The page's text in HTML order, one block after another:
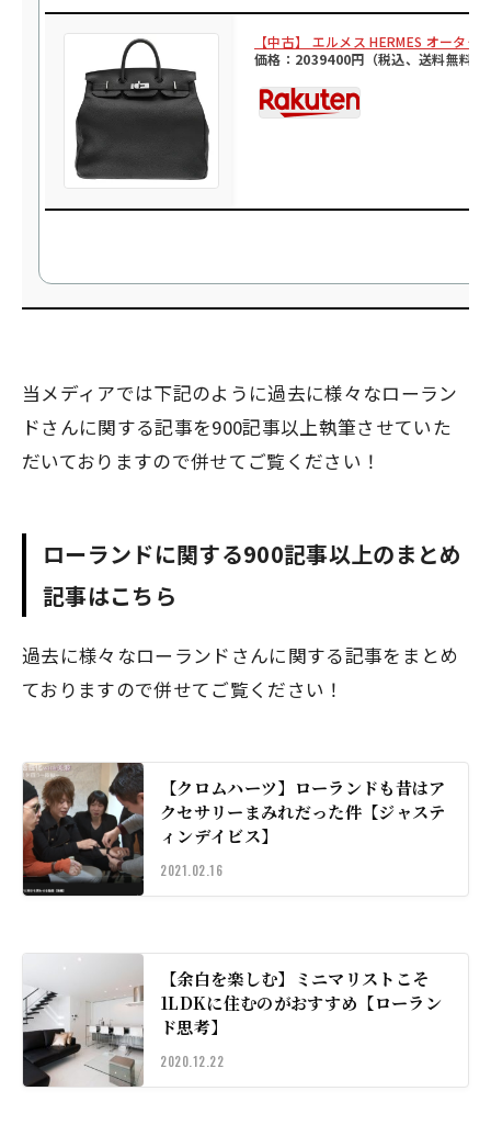
【中古】 エルメス HERMES オータ
価格：2039400円（税込、送料無料)
当メディアでは下記のように過去に様々なローラン
ドさんに関する記事を900記事以上執筆させていた
だいておりますので併せてご覧ください！
ローランドに関する900記事以上のまとめ
記事はこちら
過去に様々なローランドさんに関する記事をまとめ
ておりますので併せてご覧ください！
【クロムハーツ】ローランドも昔はア
クセサリーまみれだった件【ジャステ
ィンデイビス】
2021.02.16
【余白を楽しむ】ミニマリストこそ
1LDKに住むのがおすすめ【ローラン
ド思考】
2020.12.22